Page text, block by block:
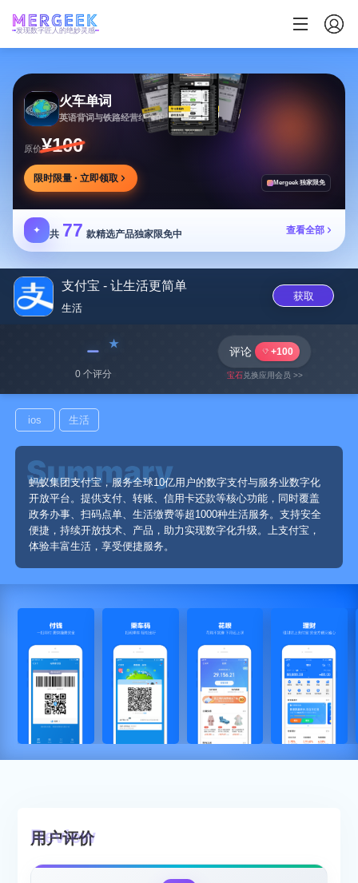
发现数字匠人的绝妙灵感
火车单词
英语背词与铁路经营结合的学习游戏，边玩边学
原价¥100
限时限量 · 立即领取 Mergeek 独家限免
✦ 共 77 款精选产品独家限免中 查看全部
支付宝 - 让生活更简单
生活
获取
﹣
0 个评分
评论 +100
宝石兑换应用会员 >>
ios 生活
蚂蚁集团支付宝，服务全球10亿用户的数字支付与服务业数字化
开放平台。提供支付、转账、信用卡还款等核心功能，同时覆盖
政务办事、扫码点单、生活缴费等超1000种生活服务。支持安全
便捷，持续开放技术、产品，助力实现数字化升级。上支付宝，
体验丰富生活，享受便捷服务。
用户评价